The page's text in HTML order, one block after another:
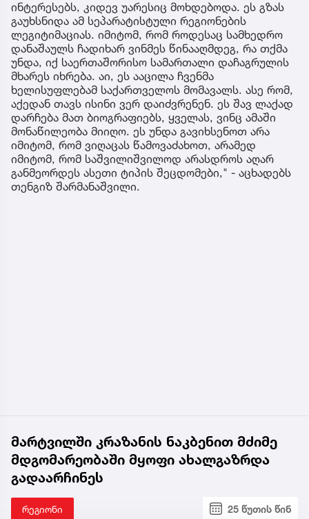
ინტერესებს, კიდევ უარესიც მოხდებოდა. ეს გზას
გაუხსნიდა ამ სეპარატისტული რეგიონების
ლეგიტიმაციას. იმიტომ, რომ როდესაც სამხედრო
დანაშაულს ჩადიხარ ვინმეს წინააღმდეგ, რა თქმა
უნდა, იქ საერთაშორისო სამართალი დაჩაგრულის
მხარეს იხრება. აი, ეს ააცილა ჩვენმა
ხელისუფლებამ საქართველოს მომავალს. ასე რომ,
აქედან თავს ისინი ვერ დაიძვრენენ. ეს შავ ლაქად
დარჩება მათ ბიოგრაფიებს, ყველას, ვინც ამაში
მონაწილეობა მიიღო. ეს უნდა გავიხსენოთ არა
იმიტომ, რომ ვიღაცას წამოვაძახოთ, არამედ
იმიტომ, რომ საშვილიშვილოდ არასდროს აღარ
განმეორდეს ასეთი ტიპის შეცდომები," - აცხადებს
თენგიზ შარმანაშვილი.
მარტვილში კრაზანის ნაკბენით მძიმე
მდგომარეობაში მყოფი ახალგაზრდა
გადაარჩინეს
რეგიონი 25 წუთის წინ